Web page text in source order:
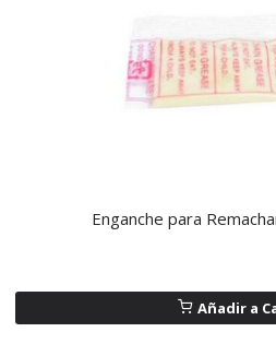
Enganche para
Añadir a